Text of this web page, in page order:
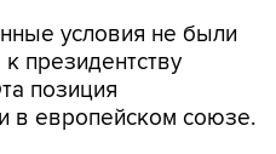
условия не были
президентству
позиция
в европейском союзе.